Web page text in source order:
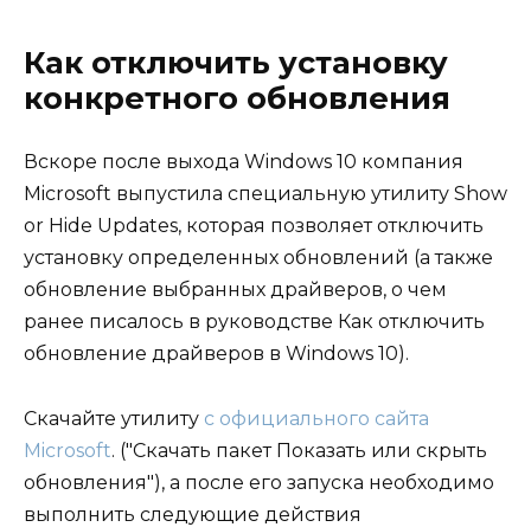
Как отключить установку
конкретного обновления
Вскоре после выхода Windows 10 компания
Microsoft выпустила специальную утилиту Show
or Hide Updates, которая позволяет отключить
установку определенных обновлений (а также
обновление выбранных драйверов, о чем
ранее писалось в руководстве Как отключить
обновление драйверов в Windows 10).
Скачайте утилиту с официального сайта
Microsoft. ("Скачать пакет Показать или скрыть
обновления"), а после его запуска необходимо
выполнить следующие действия